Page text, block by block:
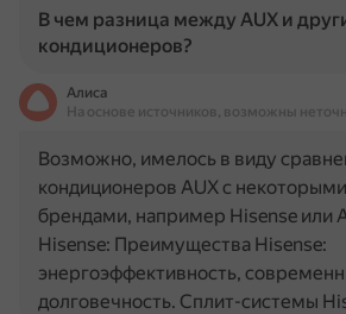
В чем разница между AUX и
кондиционеров?
Алиса
На основе источников, возможны
Возможно, имелось в виду
кондиционеров AUX с
брендами, например Hisense или
Hisense: Преимущества Hisense:
энергоэффективность,
долговечность. Сплит-системы